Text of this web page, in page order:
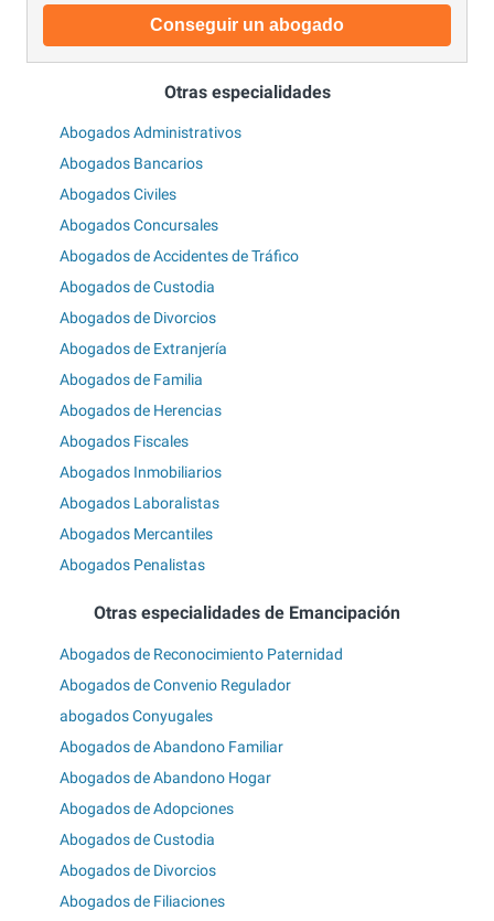
Conseguir un abogado
Otras especialidades
Abogados Administrativos
Abogados Bancarios
Abogados Civiles
Abogados Concursales
Abogados de Accidentes de Tráfico
Abogados de Custodia
Abogados de Divorcios
Abogados de Extranjería
Abogados de Familia
Abogados de Herencias
Abogados Fiscales
Abogados Inmobiliarios
Abogados Laboralistas
Abogados Mercantiles
Abogados Penalistas
Otras especialidades de Emancipación
Abogados de Reconocimiento Paternidad
Abogados de Convenio Regulador
abogados Conyugales
Abogados de Abandono Familiar
Abogados de Abandono Hogar
Abogados de Adopciones
Abogados de Custodia
Abogados de Divorcios
Abogados de Filiaciones